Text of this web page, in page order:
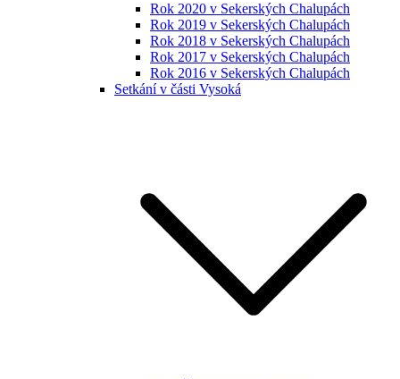
Rok 2020 v Sekerských Chalupách
Rok 2019 v Sekerských Chalupách
Rok 2018 v Sekerských Chalupách
Rok 2017 v Sekerských Chalupách
Rok 2016 v Sekerských Chalupách
Setkání v části Vysoká